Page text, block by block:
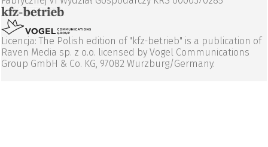
Licencja: The Polish edition of "kfz-betrieb" is a publication of
Raven Media sp. z o.o. licensed by Vogel Communications
Group GmbH & Co. KG, 97082 Wurzburg/Germany.